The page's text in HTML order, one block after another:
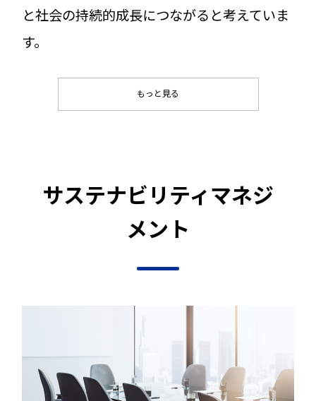
と社会の持続的成長につながると考えていま
す。
もっと見る
サステナビリティマネジ
メント